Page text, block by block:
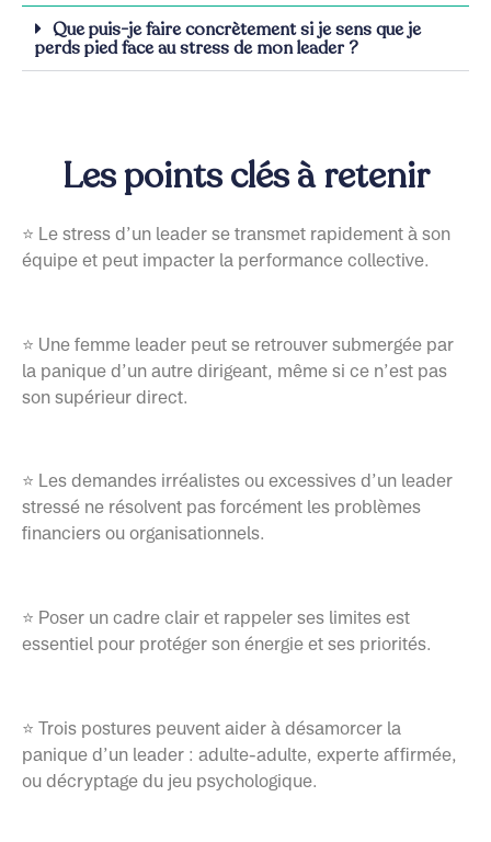
Que puis-je faire concrètement si je sens que je
perds pied face au stress de mon leader ?
Les points clés à retenir
⭐ Le stress d’un leader se transmet rapidement à son
équipe et peut impacter la performance collective.
⭐ Une femme leader peut se retrouver submergée par
la panique d’un autre dirigeant, même si ce n’est pas
son supérieur direct.
⭐ Les demandes irréalistes ou excessives d’un leader
stressé ne résolvent pas forcément les problèmes
financiers ou organisationnels.
⭐ Poser un cadre clair et rappeler ses limites est
essentiel pour protéger son énergie et ses priorités.
⭐ Trois postures peuvent aider à désamorcer la
panique d’un leader : adulte-adulte, experte affirmée,
ou décryptage du jeu psychologique.